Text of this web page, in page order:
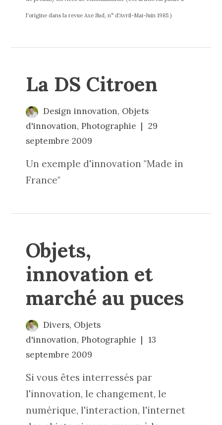
l'origine dans la revue Axe Sud, n° d'Avril-Mai-Juin 1985 )
La DS Citroen
Design innovation, Objets
d'innovation,Photographie
29
septembre 2009
Un exemple d'innovation "Made in
France"
Objets,
innovation et
marché au puces
Divers, Objets
d'innovation,Photographie
13
septembre 2009
Si vous êtes interressés par
l'innovation, le changement, le
numérique, l'interaction, l'internet